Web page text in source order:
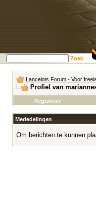
Zoek
Lancelots Forum - Voor
Profiel van
Registreer
Mededelingen
Om berichten te kunnen